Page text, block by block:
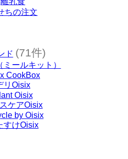
ちの注文
ド (71件)
ミールキット）
CookBox
リOisix
Oisix
ケアOisix
by Oisix
すけOisix